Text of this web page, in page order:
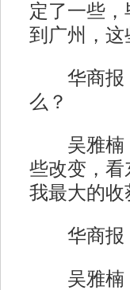
定了一些
到广州，
华商报：
么？
吴雅楠：
些改变，
我最大的收
华商报：
吴雅楠：